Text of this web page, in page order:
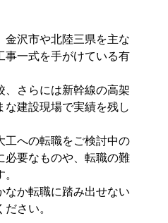
金沢市や北陸三県を主な
事一式を手がけている有
、さらには新幹線の高架
な建設現場で実績を残し
工への転職をご検討中の
必要なものや、転職の難
なか転職に踏み出せない
さい。